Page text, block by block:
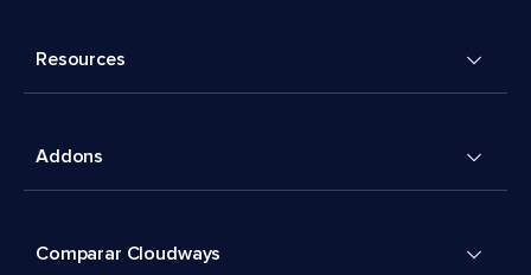
Resources
Addons
Comparar Cloudways